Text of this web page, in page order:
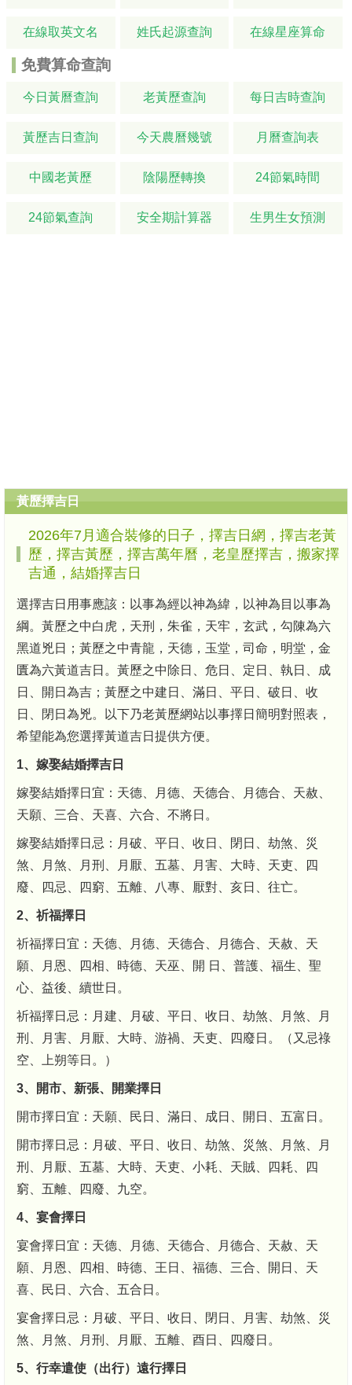
在線取英文名 姓氏起源查詢 在線星座算命
免費算命查詢
今日黃曆查詢 老黃歷查詢 每日吉時查詢
黃歷吉日查詢 今天農曆幾號 月曆查詢表
中國老黃歷 陰陽歷轉換 24節氣時間
24節氣查詢 安全期計算器 生男生女預測
黃歷擇吉日
2026年7月適合裝修的日子，擇吉日網，擇吉老黃
歷，擇吉黃歷，擇吉萬年曆，老皇歷擇吉，搬家擇
吉通，結婚擇吉日
選擇吉日用事應該：以事為經以神為緯，以神為目以事為
綱。黃歷之中白虎，天刑，朱雀，天牢，玄武，勾陳為六
黑道兇日；黃歷之中青龍，天德，玉堂，司命，明堂，金
匱為六黃道吉日。黃歷之中除日、危日、定日、執日、成
日、開日為吉；黃歷之中建日、滿日、平日、破日、收
日、閉日為兇。以下乃老黃歷網站以事擇日簡明對照表，
希望能為您選擇黃道吉日提供方便。
1、嫁娶結婚擇吉日
嫁娶結婚擇日宜：天德、月德、天德合、月德合、天赦、
天願、三合、天喜、六合、不將日。
嫁娶結婚擇日忌：月破、平日、收日、閉日、劫煞、災
煞、月煞、月刑、月厭、五墓、月害、大時、天吏、四
廢、四忌、四窮、五離、八專、厭對、亥日、往亡。
2、祈福擇日
祈福擇日宜：天德、月德、天德合、月德合、天赦、天
願、月恩、四相、時德、天巫、開 日、普護、福生、聖
心、益後、續世日。
祈福擇日忌：月建、月破、平日、收日、劫煞、月煞、月
刑、月害、月厭、大時、游禍、天吏、四廢日。（又忌祿
空、上朔等日。）
3、開市、新張、開業擇日
開市擇日宜：天願、民日、滿日、成日、開日、五富日。
開市擇日忌：月破、平日、收日、劫煞、災煞、月煞、月
刑、月厭、五墓、大時、天吏、小耗、天賊、四耗、四
窮、五離、四廢、九空。
4、宴會擇日
宴會擇日宜：天德、月德、天德合、月德合、天赦、天
願、月恩、四相、時德、王日、福德、三合、開日、天
喜、民日、六合、五合日。
宴會擇日忌：月破、平日、收日、閉日、月害、劫煞、災
煞、月煞、月刑、月厭、五離、酉日、四廢日。
5、行幸遣使（出行）遠行擇日